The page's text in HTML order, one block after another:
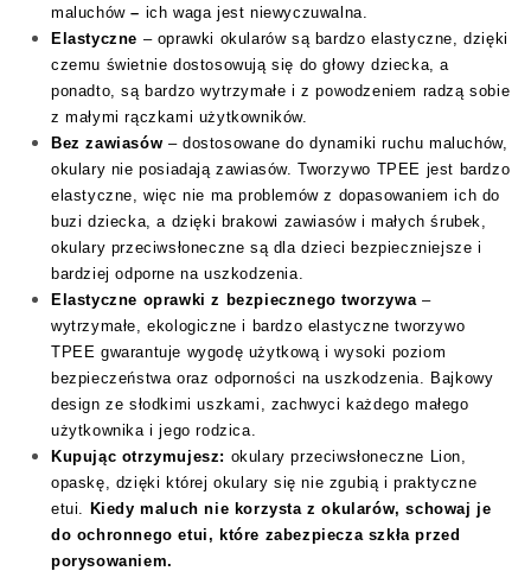
maluchów– ich waga jest niewyczuwalna.
Elastyczne – oprawki okularów są bardzo elastyczne, dzięki
czemu świetnie dostosowują się do głowy dziecka, a
ponadto, są bardzo wytrzymałe i z powodzeniem radzą sobie
z małymi rączkami użytkowników.
Bez zawiasów – dostosowane do dynamiki ruchu maluchów,
okulary nie posiadają zawiasów. Tworzywo TPEE jest bardzo
elastyczne, więc nie ma problemów z dopasowaniem ich do
buzi dziecka, a dzięki brakowi zawiasów i małych śrubek,
okulary przeciwsłoneczne są dla dzieci bezpieczniejsze i
bardziej odporne na uszkodzenia.
Elastyczne oprawki z bezpiecznego tworzywa–
wytrzymałe, ekologiczne i bardzo elastyczne tworzywo
TPEE gwarantuje wygodę użytkową i wysoki poziom
bezpieczeństwa oraz odporności na uszkodzenia. Bajkowy
design ze słodkimi uszkami, zachwyci każdego małego
użytkownika i jego rodzica.
Kupując otrzymujesz: okulary przeciwsłoneczne Lion,
opaskę, dzięki której okulary się nie zgubią i praktyczne
etui. Kiedy maluch nie korzysta z okularów, schowaj je
do ochronnego etui, które zabezpiecza szkła przed
porysowaniem.